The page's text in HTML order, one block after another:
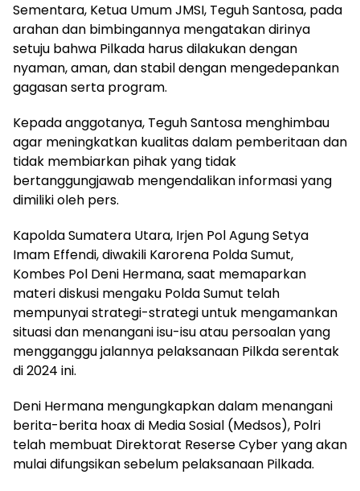
Sementara, Ketua Umum JMSI, Teguh Santosa, pada
arahan dan bimbingannya mengatakan dirinya
setuju bahwa Pilkada harus dilakukan dengan
nyaman, aman, dan stabil dengan mengedepankan
gagasan serta program.
Kepada anggotanya, Teguh Santosa menghimbau
agar meningkatkan kualitas dalam pemberitaan dan
tidak membiarkan pihak yang tidak
bertanggungjawab mengendalikan informasi yang
dimiliki oleh pers.
Kapolda Sumatera Utara, Irjen Pol Agung Setya
Imam Effendi, diwakili Karorena Polda Sumut,
Kombes Pol Deni Hermana, saat memaparkan
materi diskusi mengaku Polda Sumut telah
mempunyai strategi-strategi untuk mengamankan
situasi dan menangani isu-isu atau persoalan yang
mengganggu jalannya pelaksanaan Pilkda serentak
di 2024 ini.
Deni Hermana mengungkapkan dalam menangani
berita-berita hoax di Media Sosial (Medsos), Polri
telah membuat Direktorat Reserse Cyber yang akan
mulai difungsikan sebelum pelaksanaan Pilkada.